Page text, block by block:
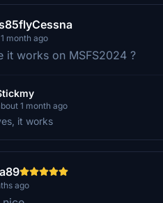
month ago
it works on MSFS2024 ?
1 month ago
it works
ago